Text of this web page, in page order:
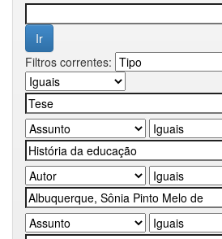
Filtros correntes: